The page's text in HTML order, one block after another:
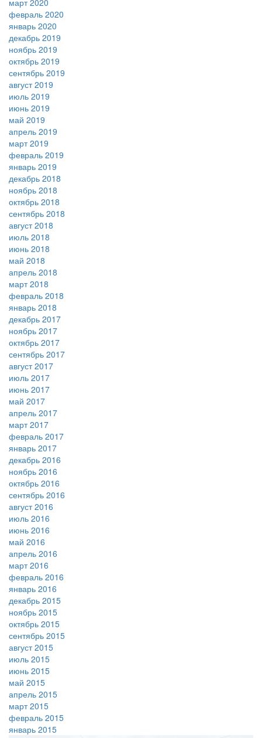
март 2020
февраль 2020
январь 2020
декабрь 2019
ноябрь 2019
октябрь 2019
сентябрь 2019
август 2019
июль 2019
июнь 2019
май 2019
апрель 2019
март 2019
февраль 2019
январь 2019
декабрь 2018
ноябрь 2018
октябрь 2018
сентябрь 2018
август 2018
июль 2018
июнь 2018
май 2018
апрель 2018
март 2018
февраль 2018
январь 2018
декабрь 2017
ноябрь 2017
октябрь 2017
сентябрь 2017
август 2017
июль 2017
июнь 2017
май 2017
апрель 2017
март 2017
февраль 2017
январь 2017
декабрь 2016
ноябрь 2016
октябрь 2016
сентябрь 2016
август 2016
июль 2016
июнь 2016
май 2016
апрель 2016
март 2016
февраль 2016
январь 2016
декабрь 2015
ноябрь 2015
октябрь 2015
сентябрь 2015
август 2015
июль 2015
июнь 2015
май 2015
апрель 2015
март 2015
февраль 2015
январь 2015